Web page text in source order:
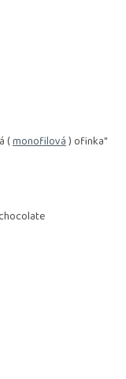
(monofilová) ofinka"